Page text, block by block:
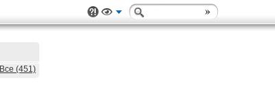
Все (451)